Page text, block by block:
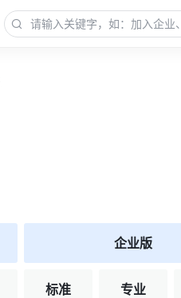
企业版
标准 专业